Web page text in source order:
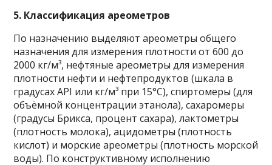
5. Классификация ареометров
По назначению выделяют ареометры общего
назначения для измерения плотности от 600 до
2000 кг/м³, нефтяные ареометры для измерения
плотности нефти и нефтепродуктов (шкала в
градусах API или кг/м³ при 15°C), спиртомеры (для
объёмной концентрации этанола), сахаромеры
(градусы Брикса, процент сахара), лактометры
(плотность молока), ацидометры (плотность
кислот) и морские ареометры (плотность морской
воды). По конструктивному исполнению